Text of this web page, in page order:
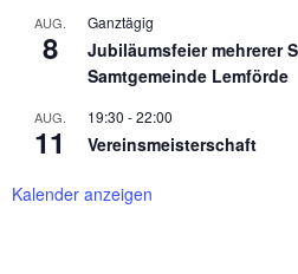
AUG.
8
Ganztägig
Jubiläumsfeier mehrerer
Samtgemeinde Lemförde
AUG.
11
19:30 -22:00
Vereinsmeisterschaft
Kalender anzeigen